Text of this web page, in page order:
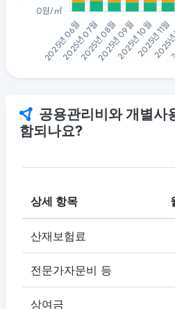
공용관리비와 개별사
함되나요?
상세 항목
산재보험료
전문가자문비 등
상여금